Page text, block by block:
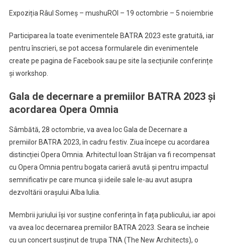
Expoziția Râul Someș – mushuROI – 19 octombrie – 5 noiembrie
Participarea la toate evenimentele BATRA 2023 este gratuită, iar
pentru înscrieri, se pot accesa formularele din evenimentele
create pe pagina de Facebook sau pe site la secțiunile conferințe
și workshop.
Gala de decernare a premiilor BATRA 2023 și
acordarea Opera Omnia
Sâmbătă, 28 octombrie, va avea loc Gala de Decernare a
premiilor BATRA 2023, în cadru festiv. Ziua începe cu acordarea
distincției Opera Omnia. Arhitectul Ioan Străjan va fi recompensat
cu Opera Omnia pentru bogata carieră avută și pentru impactul
semnificativ pe care munca și ideile sale le-au avut asupra
dezvoltării orașului Alba Iulia.
Membrii juriului își vor susține conferința în fața publicului, iar apoi
va avea loc decernarea premiilor BATRA 2023. Seara se încheie
cu un concert susținut de trupa TNA (The New Architects), o